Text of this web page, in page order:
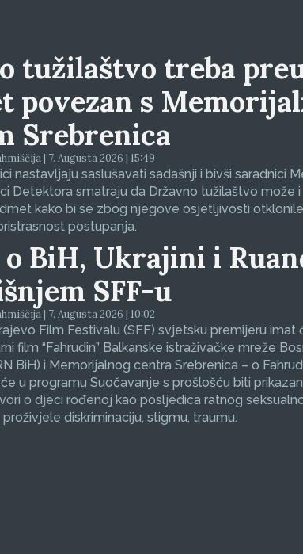
tužilaštvo treba
povezan s
Srebrenica
| 7. Augusta 2026 | 15:49
nastavljaju saslušavati sadašnji i bivši saradnici
Detektora smatraju da Državno tužilaštvo može
kako bi se zbog njegove osjetljivosti
postupanja.
BiH, Ukrajini i
SFF-u
| 7. Augusta 2026 | 10:02
Film Festivalu (SFF) svjetsku premijeru imat
film “Fahrudin” Balkanske istraživačke mreže
BiH) i Memorijalnog centra Srebrenica – o
u programu Suočavanje s prošlošću biti
o djeci rođenoj kao posljedica ratnog
diskriminaciju, stigmu, traumu.